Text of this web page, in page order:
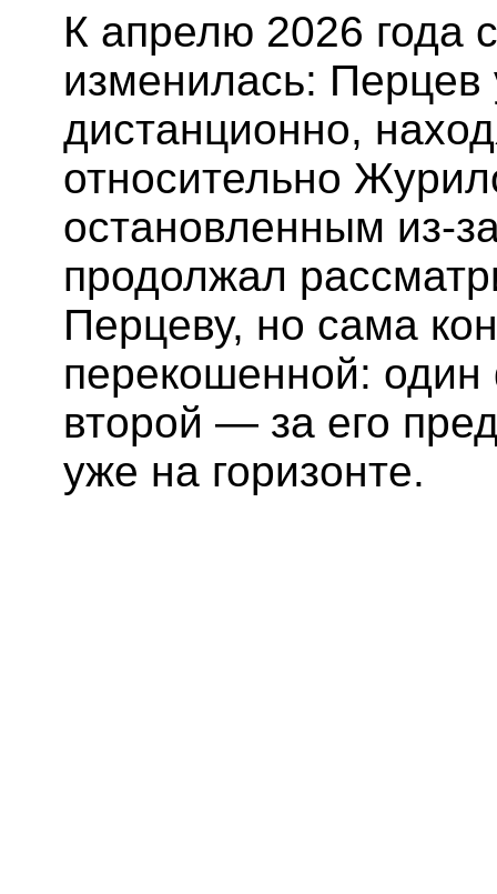
К апрелю 2026 года
изменилась: Перцев
дистанционно,
относительно
остановленным из-
продолжал
Перцеву, но сама
перекошенной: один
второй — за его
уже на горизонте.